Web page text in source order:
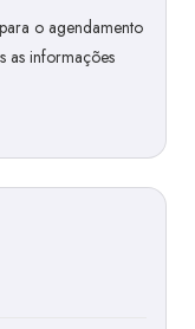
o agendamento
as informações